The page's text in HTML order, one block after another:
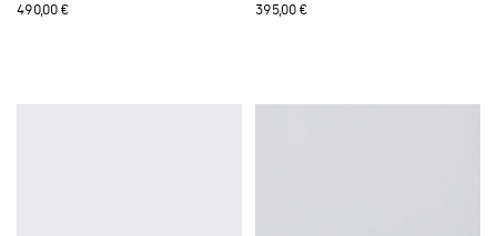
490,00 € 395,00 €